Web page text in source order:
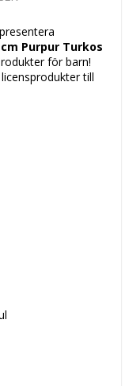
Purpur Turkos
för barn!
till